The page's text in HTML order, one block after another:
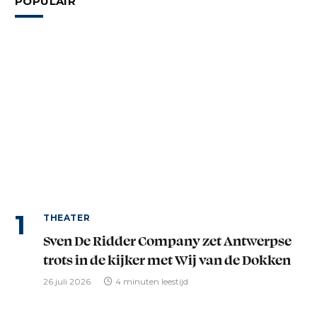
THEATER
Sven De Ridder Company zet Antwerpse
trots in de kijker met Wij van de Dokken
26 juli 2026 4 minuten leestijd